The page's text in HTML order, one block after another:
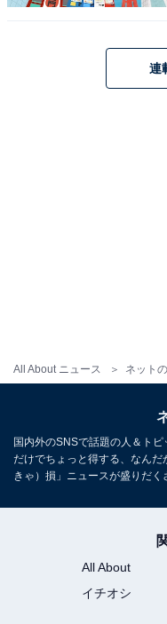
All About ニュース ネット
連
国内外のSNSで話題の人＆ト
だけでちょっと得する、なん
きゃ）損」ニュースが盛りだく
All About
イチオシ